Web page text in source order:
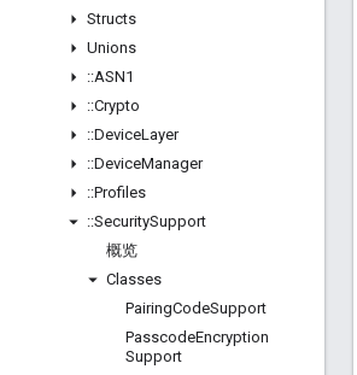
Structs
Unions
::ASN1
::Crypto
::DeviceLayer
::DeviceManager
::Profiles
::SecuritySupport
概览
Classes
PairingCodeSupport
PasscodeEncryption
Support